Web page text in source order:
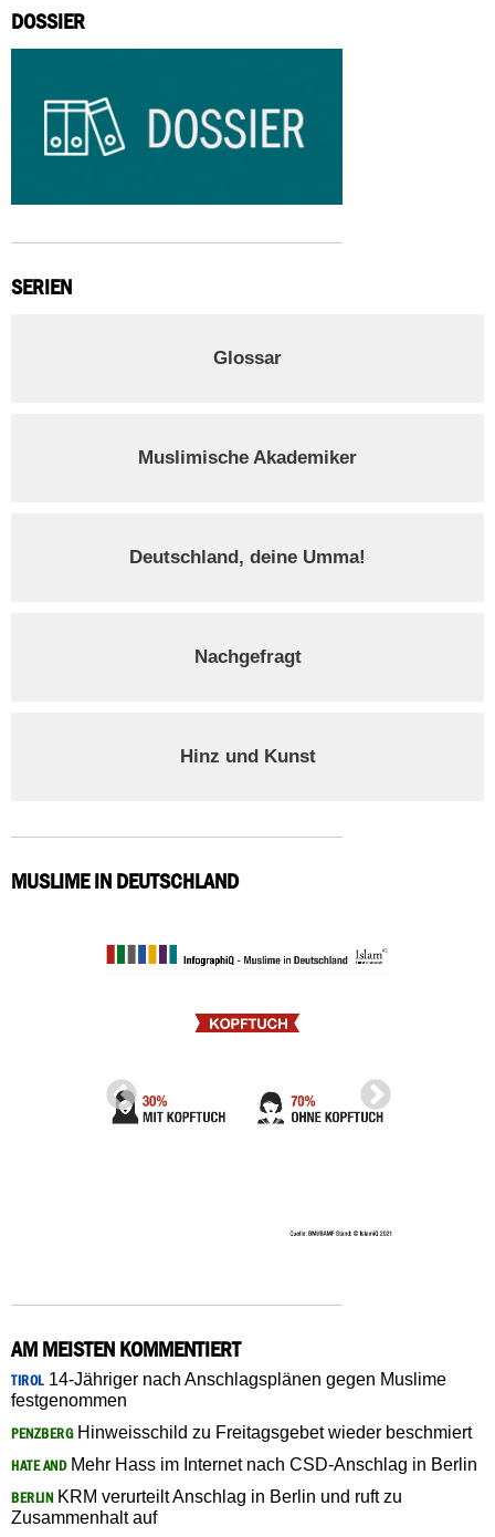
DOSSIER
SERIEN
Glossar
Muslimische Akademiker
Deutschland, deine Umma!
Nachgefragt
Hinz und Kunst
MUSLIME IN DEUTSCHLAND
AM MEISTEN KOMMENTIERT
TIROL14-Jähriger nach Anschlagsplänen gegen Muslime
festgenommen
PENZBERGHinweisschild zu Freitagsgebet wieder beschmiert
HATE ANDMehr Hass im Internet nach CSD-Anschlag in Berlin
BERLIN KRM verurteilt Anschlag in Berlin und ruft zu
Zusammenhalt auf